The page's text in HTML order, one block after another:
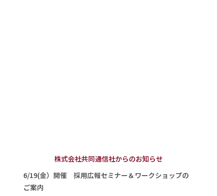
株式会社共同通信社からのお知らせ
6/19(金）開催 採用広報セミナー＆ワークショップの
ご案内